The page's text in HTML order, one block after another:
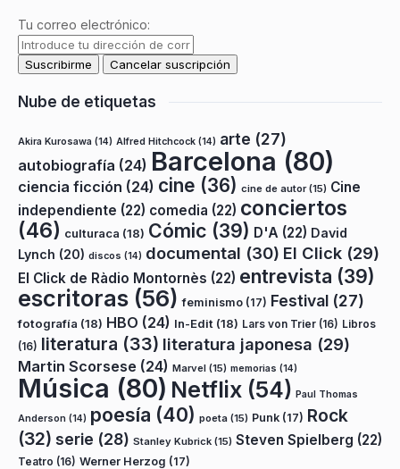
Tu correo electrónico:
Nube de etiquetas
Akira Kurosawa (14) Alfred Hitchcock (14) arte (27)
autobiografía (24) Barcelona (80)
ciencia ficción (24) cine (36) cine de autor(15) Cine
independiente (22) comedia (22) conciertos
(46) culturaca (18) Cómic (39) D'A (22) David
Lynch (20) discos (14) documental (30) El Click (29)
El Click de Ràdio Montornès (22) entrevista (39)
escritoras (56) feminismo (17) Festival (27)
fotografía (18) HBO (24) In-Edit (18) Lars von Trier (16) Libros
(16) literatura (33) literatura japonesa (29)
Martin Scorsese (24) Marvel (15) memorias (14)
Música (80) Netflix (54) Paul Thomas
Anderson (14) poesía (40) poeta (15) Punk (17) Rock
(32) serie (28) Stanley Kubrick (15) Steven Spielberg (22)
Teatro (16) Werner Herzog (17)